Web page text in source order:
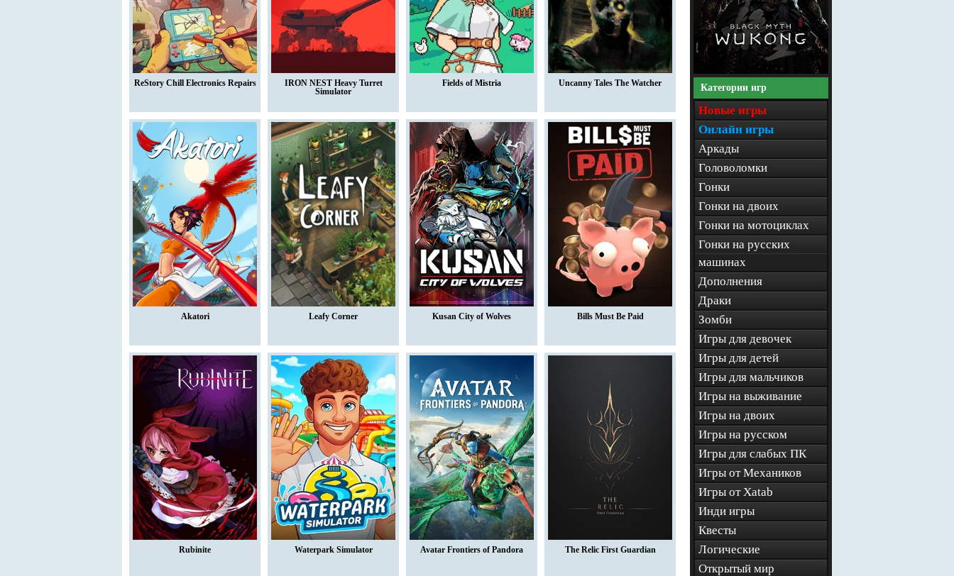
ReStory Chill Electronics Repairs
IRON NEST Heavy Turret
Simulator
Fields of Mistria Uncanny Tales The Watcher
Akatori Leafy Corner Kusan City of Wolves Bills Must Be Paid
Rubinite Waterpark Simulator Avatar Frontiers of Pandora The Relic First Guardian
Категории игр
Новые игры
Онлайн игры
Аркады
Головоломки
Гонки
Гонки на двоих
Гонки на мотоциклах
Гонки на русских
машинах
Дополнения
Драки
Зомби
Игры для девочек
Игры для детей
Игры для мальчиков
Игры на выживание
Игры на двоих
Игры на русском
Игры для слабых ПК
Игры от Механиков
Игры от Xatab
Инди игры
Квесты
Логические
Открытый мир